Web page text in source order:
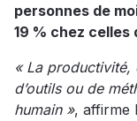
personnes de
19 % chez celles
« La productivité,
d’outils ou de
humain », affirme